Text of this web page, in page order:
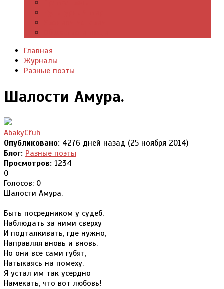
Главная
Журналы
Разные поэты
Шалости Амура.
AbakyCfuh
Опубликовано: 4276 дней назад (25 ноября 2014)
Блог: Разные поэты
Просмотров: 1234
0
Голосов: 0
Шалости Амура.
Быть посредником у судеб,
Наблюдать за ними сверху
И подталкивать, где нужно,
Направляя вновь и вновь.
Но они все сами губят,
Натыкаясь на помеху.
Я устал им так усердно
Намекать, что вот любовь!